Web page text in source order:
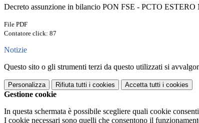
Decreto assunzione in bilancio PON FSE - PCTO ESTERO
File PDF
Contatore click: 87
Notizie
Questo sito o gli strumenti terzi da questo utilizzati si
Personalizza Rifiuta tutti i cookies Accetta tutti i cookies
Gestione cookie
In questa schermata è possibile scegliere quali cookie
I cookie necessari sono quelli che consentono il